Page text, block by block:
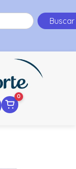
Buscar
0